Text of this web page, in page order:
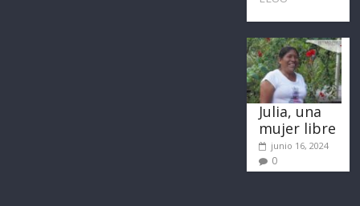
Julia, una
mujer libre
junio 16, 2024
0